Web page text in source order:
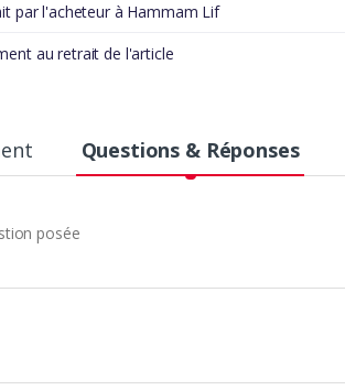
par l'acheteur à Hammam Lif
au retrait de l'article
Questions & Réponses
posée